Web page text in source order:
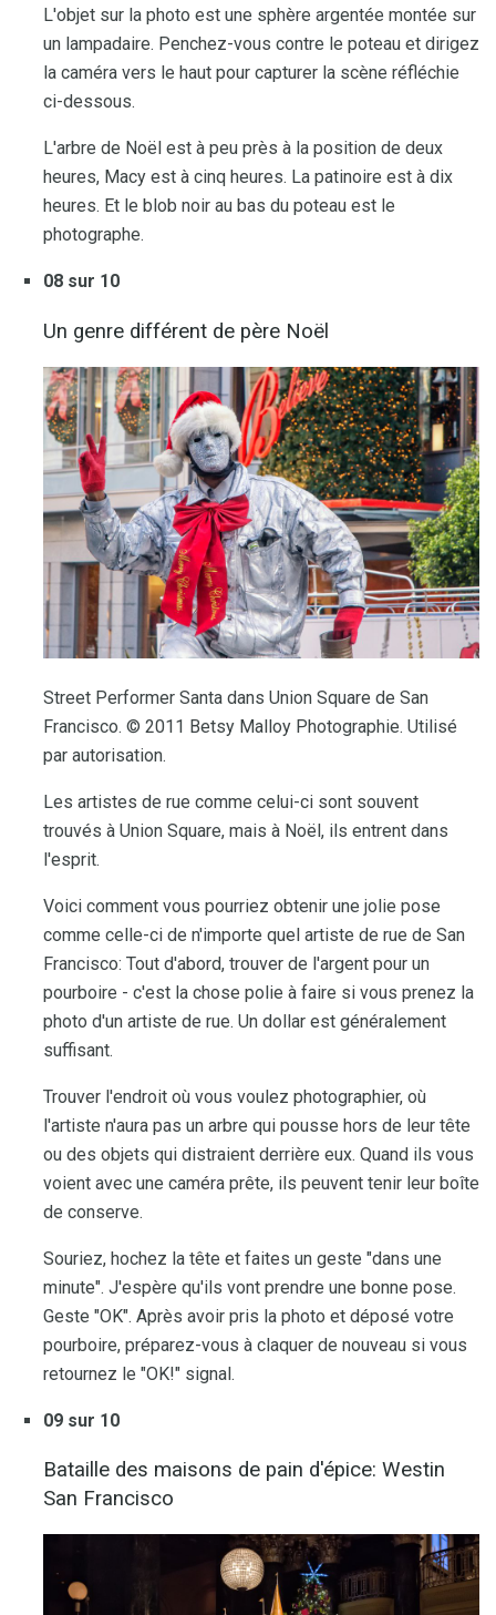
L'objet sur la photo est une sphère argentée montée sur
un lampadaire. Penchez-vous contre le poteau et dirigez
la caméra vers le haut pour capturer la scène réfléchie
ci-dessous.
L'arbre de Noël est à peu près à la position de deux
heures, Macy est à cinq heures. La patinoire est à dix
heures. Et le blob noir au bas du poteau est le
photographe.
08 sur 10
Un genre différent de père Noël
Street Performer Santa dans Union Square de San
Francisco. © 2011 Betsy Malloy Photographie. Utilisé
par autorisation.
Les artistes de rue comme celui-ci sont souvent
trouvés à Union Square, mais à Noël, ils entrent dans
l'esprit.
Voici comment vous pourriez obtenir une jolie pose
comme celle-ci de n'importe quel artiste de rue de San
Francisco: Tout d'abord, trouver de l'argent pour un
pourboire - c'est la chose polie à faire si vous prenez la
photo d'un artiste de rue. Un dollar est généralement
suffisant.
Trouver l'endroit où vous voulez photographier, où
l'artiste n'aura pas un arbre qui pousse hors de leur tête
ou des objets qui distraient derrière eux. Quand ils vous
voient avec une caméra prête, ils peuvent tenir leur boîte
de conserve.
Souriez, hochez la tête et faites un geste "dans une
minute". J'espère qu'ils vont prendre une bonne pose.
Geste "OK". Après avoir pris la photo et déposé votre
pourboire, préparez-vous à claquer de nouveau si vous
retournez le "OK!" signal.
09 sur 10
Bataille des maisons de pain d'épice: Westin
San Francisco